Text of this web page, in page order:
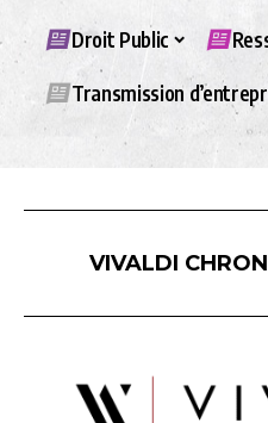
Droit Public
Transmission
VIVALDI